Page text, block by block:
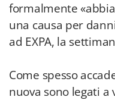
formalmente
una causa per
ad EXPA, la
Come spesso
nuova sono legati a